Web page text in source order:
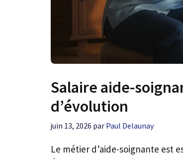
Salaire aide-
d’évolution
juin 13, 2026 par Paul Delaunay
Le métier d’aide-soignante est